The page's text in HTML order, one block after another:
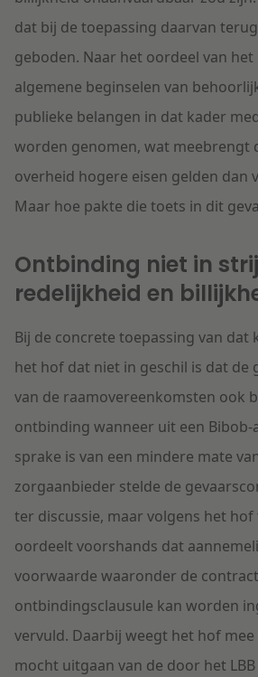
dat bij de toepassing daarvan
geboden. Naar het oordeel van
algemene beginselen van
publieke belangen in dat kader
worden genomen, wat meebrengt
overheid hogere eisen gelden dan
Maar hoe pakte die toets in dit
Ontbinding niet in
redelijkheid en
Bij de concrete toepassing van dat
het hof dat niet in geschil is dat de
van de raamovereenkomsten ook
ontbinding wanneer uit een Bibob-
sprake is van een mindere mate
zorgaanbieder stelde de
ter discussie, maar volgens het
oordeelt voorshands dat
voorwaarde waaronder de
ontbindingsclausule kan worden
vervuld. Daarbij weegt het hof
mocht uitgaan van de door het